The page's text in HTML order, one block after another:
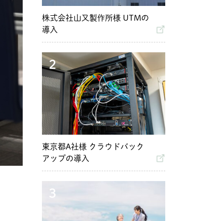
株式会社山又製作所様 UTMの
導入
2
東京都A社様 クラウドバック
アップの導入
3